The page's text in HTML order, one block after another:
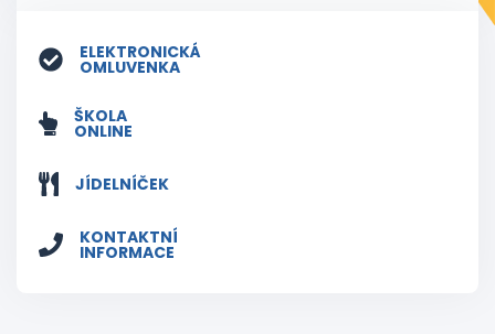
ELEKTRONICKÁ
OMLUVENKA
ŠKOLA
ONLINE
JÍDELNÍČEK
KONTAKTNÍ
INFORMACE